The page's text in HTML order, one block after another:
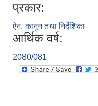
प्रकार:
ऐन, कानुन तथा निर्देशिका
आर्थिक वर्ष:
2080/081